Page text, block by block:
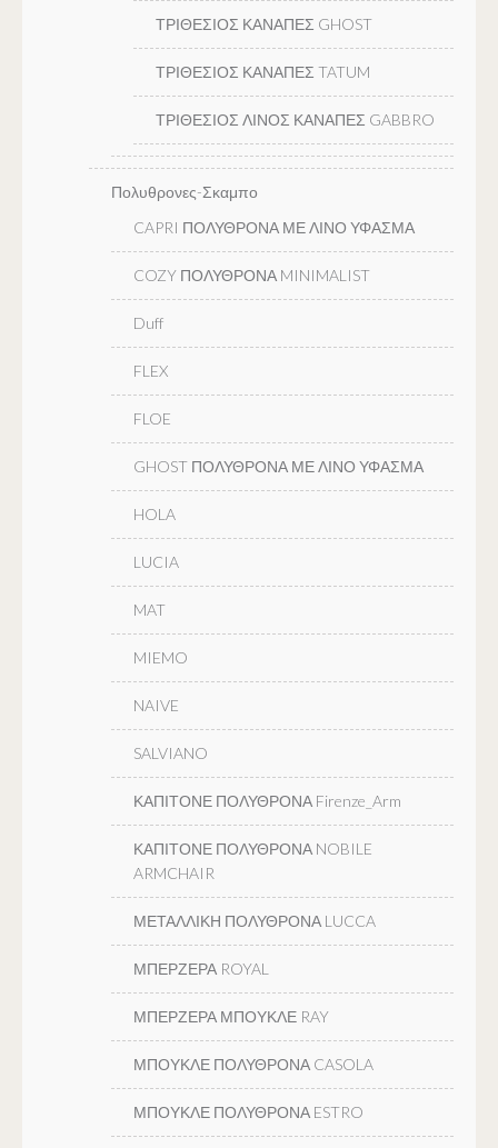
ΤΡΙΘΕΣΙΟΣ ΚΑΝΑΠΕΣ GHOST
ΤΡΙΘΕΣΙΟΣ ΚΑΝΑΠΕΣ TATUM
ΤΡΙΘΕΣΙΟΣ ΛΙΝΟΣ ΚΑΝΑΠΕΣ GABBRO
Πολυθρονες-Σκαμπο
CAPRI ΠΟΛΥΘΡΟΝΑ ΜΕ ΛΙΝΟ ΥΦΑΣΜΑ
COZY ΠΟΛΥΘΡΟΝΑ MINIMALIST
Duff
FLEX
FLOE
GHOST ΠΟΛΥΘΡΟΝΑ ΜΕ ΛΙΝΟ ΥΦΑΣΜΑ
HOLA
LUCIA
MAT
MIEMO
NAIVE
SALVIANO
ΚΑΠΙΤΟΝΕ ΠΟΛΥΘΡΟΝΑ Firenze_Arm
ΚΑΠΙΤΟΝΕ ΠΟΛΥΘΡΟΝΑ NOBILE
ARMCHAIR
ΜΕΤΑΛΛΙΚΗ ΠΟΛΥΘΡΟΝΑ LUCCA
ΜΠΕΡΖΕΡΑ ROYAL
ΜΠΕΡΖΕΡΑ ΜΠΟΥΚΛΕ RAY
ΜΠΟΥΚΛΕ ΠΟΛΥΘΡΟΝΑ CASOLA
ΜΠΟΥΚΛΕ ΠΟΛΥΘΡΟΝΑ ESTRO